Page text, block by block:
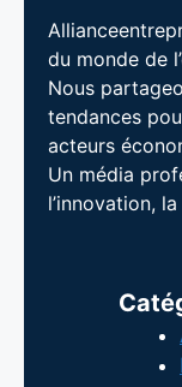
du monde de
Nous
tendances
acteurs
Un média
l’innovation,